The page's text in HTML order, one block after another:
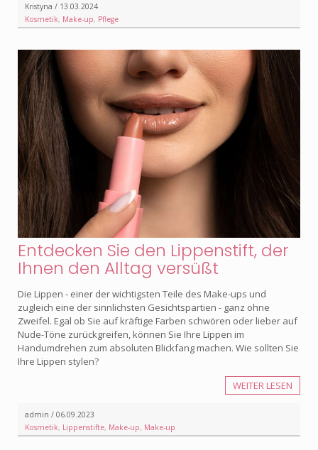
Kristyna / 13.03.2024
Kosmetik, Make-up, Pflege
Entdecken Sie den Lippenstift, der
Ihnen den Alltag versüßt
Die Lippen - einer der wichtigsten Teile des Make-ups und
zugleich eine der sinnlichsten Gesichtspartien - ganz ohne
Zweifel. Egal ob Sie auf kräftige Farben schwören oder lieber auf
Nude-Töne zurückgreifen, können Sie Ihre Lippen im
Handumdrehen zum absoluten Blickfang machen. Wie sollten Sie
Ihre Lippen stylen?
WEITER LESEN
admin / 06.09.2023
Kosmetik, Lippenstifte, Make-up, Make-up